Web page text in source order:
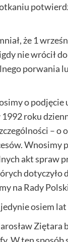
że 1
nie wrócił
porwania
o
roku
– o
Wnosimy
akt spraw
na Rady
osiem
Ziętara